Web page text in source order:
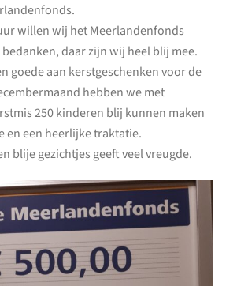
willen wij het Meerlandenfonds
daar zijn wij heel blij mee.
goede aan kerstgeschenken voor de
hebben we met
250 kinderen blij kunnen maken
en een heerlijke traktatie.
blije gezichtjes geeft veel vreugde.